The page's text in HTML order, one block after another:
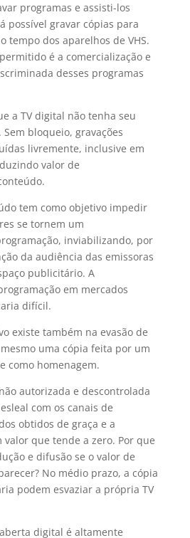
programas e assisti-los
possível gravar cópias para
tempo dos aparelhos de VHS.
é a comercialização e
desses programas
a TV digital não tenha seu
bloqueio, gravações
livremente, inclusive em
valor de
tem como objetivo impedir
se tornem um
inviabilizando, por
da audiência das emissoras
publicitário. A
em mercados
difícil.
existe também na evasão de
uma cópia feita por um
como homenagem.
autorizada e descontrolada
com os canais de
obtidos de graça e a
que tende a zero. Por que
e difusão se o valor de
No médio prazo, a cópia
podem esvaziar a própria TV
digital é altamente